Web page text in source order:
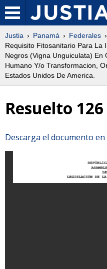
Justia Panamá Federales
Requisito Fitosanitario Para La
Negros (Vigna Unguiculata) En
Humano Y/o Transformacion,
Estados Unidos De America.
Resuelto
Descarga el documento